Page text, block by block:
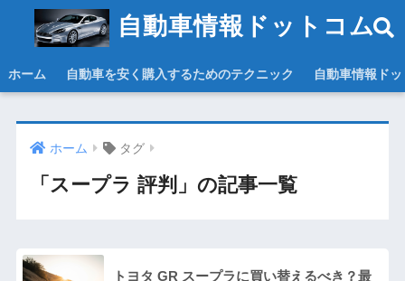
自動車情報ドットコム
ホーム 自動車を安く購入するためのテクニック 自動車情報ド
ホーム タグ
「スープラ 評判」の記事一覧
トヨタ GR スープラに買い替えるべき？最